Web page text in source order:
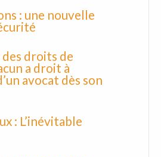
: une nouvelle
droits de
a droit à
avocat dès son
: L’inévitable